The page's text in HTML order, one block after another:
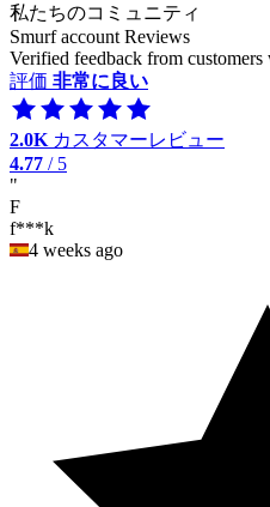
私たちのコミュニティ
Smurf account Reviews
Verified feedback from
評価 非常に良い
2.0K カスタマーレビュー
4.77 / 5
"
F
f***k
4 weeks ago